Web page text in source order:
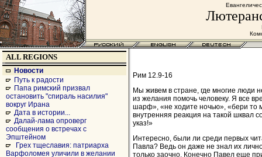
ALL REGIONS
Новости
Путь к радости
Папа римский призвал
остановить "спираль насилия"
вокруг Ирана
Дата в истории...
Далай-лама опроверг
сообщения о встречах с
Эпштейном
Грех тщеславия: патриарха
Варфоломея уличили в желании
Рим 12.9-16
Мы живем в стране, где многие люди
из желания помочь человеку. Я все
шарф», «не ходите ночью», «бери то
внутренняя реакция на такой шквал
указ!»
Интересно, были ли среди первых
Павла? Ведь он даже не знал их
только заочно. Конечно Павел еще